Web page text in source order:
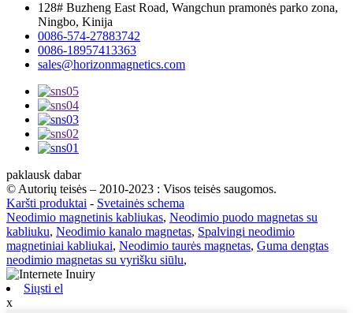
128# Buzheng East Road, Wangchun pramonės parko zona,
Ningbo, Kinija
0086-574-27883742
0086-18957413363
sales@horizonmagnetics.com
paklausk dabar
© Autorių teisės – 2010-2023 : Visos teisės saugomos.
Karšti produktai - Svetainės schema
Neodimio magnetinis kabliukas, Neodimio puodo magnetas su
kabliuku, Neodimio kanalo magnetas, Spalvingi neodimio
magnetiniai kabliukai, Neodimio taurės magnetas, Guma dengtas
neodimio magnetas su vyrišku siūlu,
Siųsti el
x